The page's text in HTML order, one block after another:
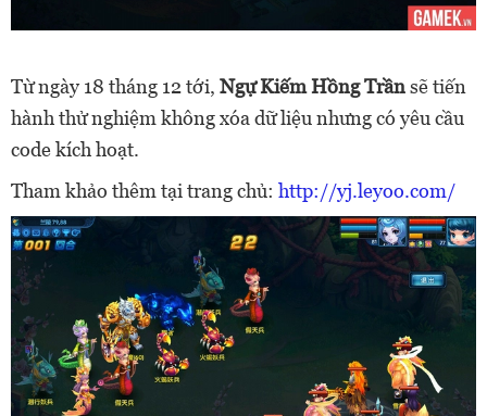
Từ ngày 18 tháng 12 tới, Ngự Kiếm Hồng Trầnsẽ tiến
hành thử nghiệm không xóa dữ liệu nhưng có yêu cầu
code kích hoạt.
Tham khảo thêm tại trang chủ: http://yj.leyoo.com/